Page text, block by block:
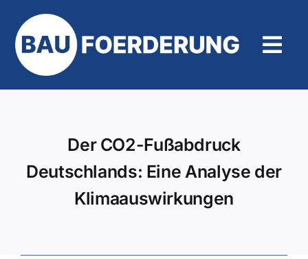
Inhalt
springen
Der CO2-Fußabdruck
Deutschlands: Eine Analyse der
Klimaauswirkungen